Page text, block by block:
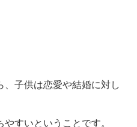
子供は恋愛や結婚に対し
すいということです。